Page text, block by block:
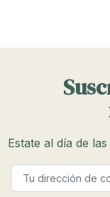
comodidad,
encuentran:
Materiales de
confiable.
Diseño
para el bebé,
Estate al día de